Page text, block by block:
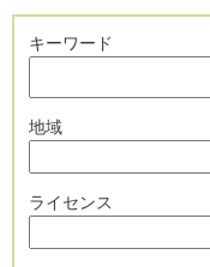
キーワード
地域
ライセンス